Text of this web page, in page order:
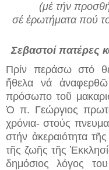
(μέ τήν
σέ ἐρωτήματα πού
Σεβαστοί πατέρες
Πρίν περάσω στό
ἤθελα νά ἀναφερθῶ
πρόσωπο τοῦ
Ὁ π. Γεώργιος
χρόνια- στούς
στήν ἀκεραιότητα
τῆς ζωῆς τῆς
δημόσιος λόγος